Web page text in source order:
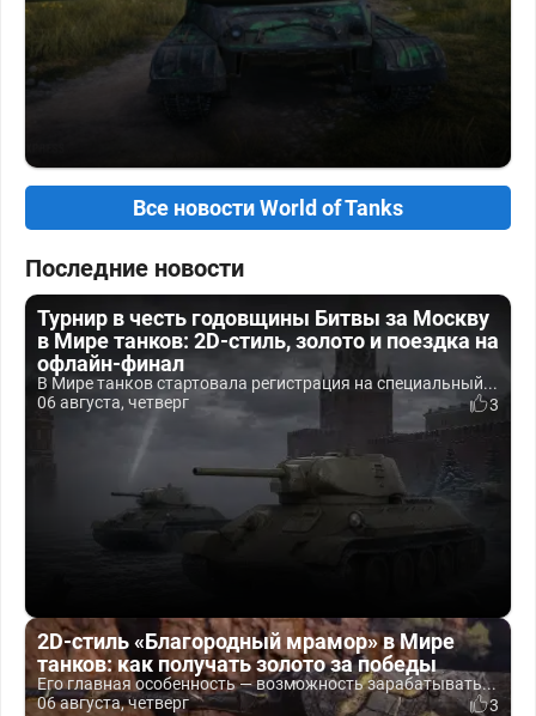
Все новости World of Tanks
Последние новости
Турнир в честь годовщины Битвы за Москву
в Мире танков: 2D-стиль, золото и поездка на
офлайн-финал
В Мире танков стартовала регистрация на специальный...
06 августа, четверг
3
2D-стиль «Благородный мрамор» в Мире
танков: как получать золото за победы
Его главная особенность — возможность зарабатывать...
06 августа, четверг
3